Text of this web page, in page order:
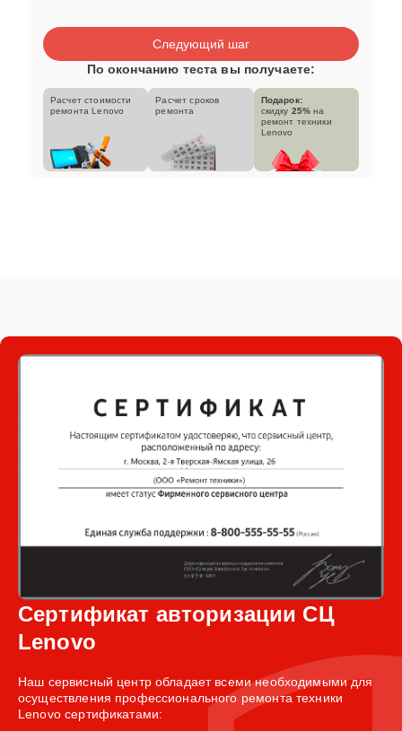
Следующий шаг
По окончанию теста вы получаете:
Расчет стоимости
ремонта Lenovo
Расчет сроков
ремонта
Подарок:
скидку 25% на
ремонт техники
Lenovo
Сертификат авторизации СЦ
Lenovo
Наш сервисный центр обладает всеми необходимыми для
осуществления профессионального ремонта техники
Lenovo сертификатами: